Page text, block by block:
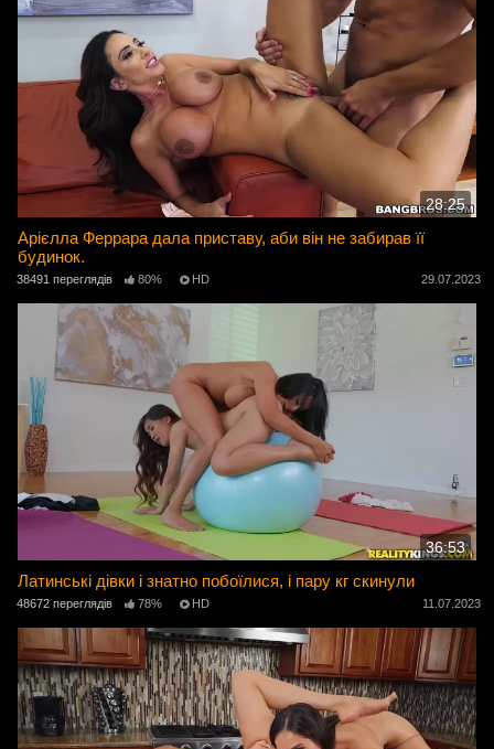
28:25
Арієлла Феррара дала приставу, аби він не забирав її
будинок.
38491 переглядів 80% HD 29.07.2023
36:53
Латинські дівки і знатно побоїлися, і пару кг скинули
48672 переглядів 78% HD 11.07.2023